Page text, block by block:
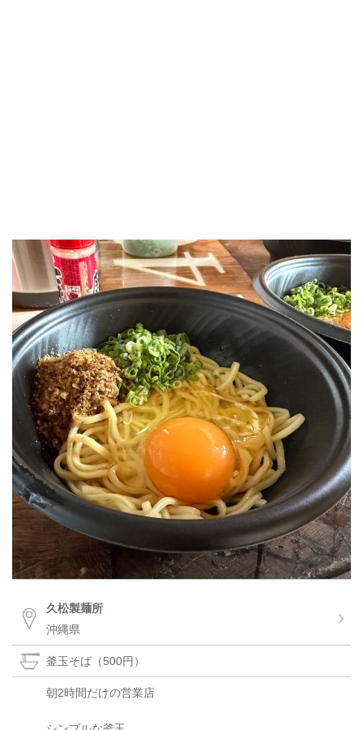
久松製麺所
沖縄県
釜玉そば（500円）
朝2時間だけの営業店